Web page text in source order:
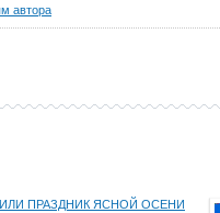
автора
ПРАЗДНИК ЯСНОЙ ОСЕНИ